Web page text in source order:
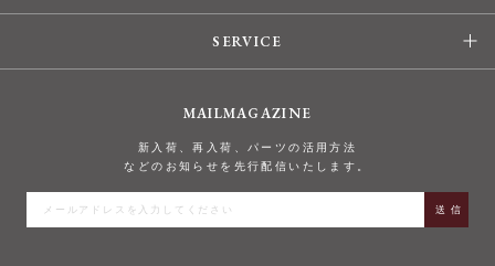
SERVICE
MAILMAGAZINE
新入荷、再入荷、パーツの活用方法
などのお知らせを先行配信いたします。